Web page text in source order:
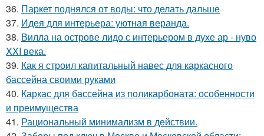
36. Паркет поднялся от воды: что делать дальше
37. Идея для интерьера: уютная веранда.
38. Вилла на острове лидо с интерьером в духе ар - нуво
XXI века.
39. Как я строил капитальный навес для каркасного
бассейна своими руками
40. Каркас для бассейна из поликарбоната: особенности
и преимущества
41. Рациональный минимализм в действии.